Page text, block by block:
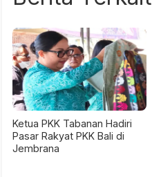
Ketua PKK Tabanan Hadiri
Pasar Rakyat PKK Bali di
Jembrana